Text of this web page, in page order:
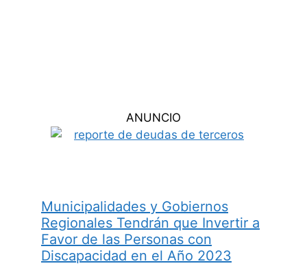
ANUNCIO
Municipalidades y Gobiernos
Regionales Tendrán que Invertir a
Favor de las Personas con
Discapacidad en el Año 2023